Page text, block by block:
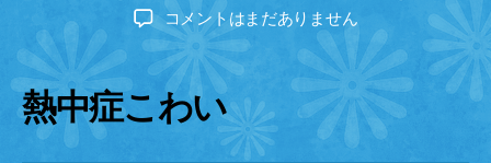
稿
稿
ウ
ォ
ー
キ
ン
コメントはまだありません
熱中症こわい